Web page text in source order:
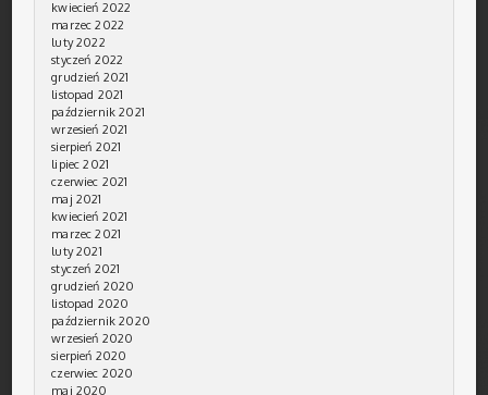
kwiecień 2022
marzec 2022
luty 2022
styczeń 2022
grudzień 2021
listopad 2021
październik 2021
wrzesień 2021
sierpień 2021
lipiec 2021
czerwiec 2021
maj 2021
kwiecień 2021
marzec 2021
luty 2021
styczeń 2021
grudzień 2020
listopad 2020
październik 2020
wrzesień 2020
sierpień 2020
czerwiec 2020
maj 2020